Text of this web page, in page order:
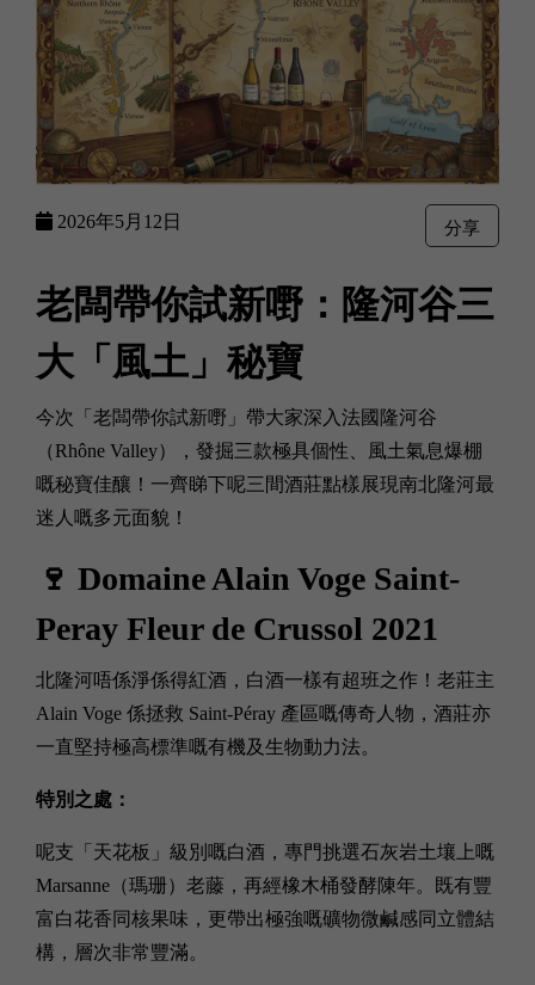
2026年5月12日 分享
老闆帶你試新嘢：隆河谷三
大「風土」秘寶
今次「老闆帶你試新嘢」帶大家深入法國隆河谷
（Rhône Valley），發掘三款極具個性、風土氣息爆棚
嘅秘寶佳釀！一齊睇下呢三間酒莊點樣展現南北隆河最
迷人嘅多元面貌！
🍷 Domaine Alain Voge Saint-
Peray Fleur de Crussol 2021
北隆河唔係淨係得紅酒，白酒一樣有超班之作！老莊主
Alain Voge 係拯救 Saint-Péray 產區嘅傳奇人物，酒莊亦
一直堅持極高標準嘅有機及生物動力法。
特別之處：
呢支「天花板」級別嘅白酒，專門挑選石灰岩土壤上嘅
Marsanne（瑪珊）老藤，再經橡木桶發酵陳年。既有豐
富白花香同核果味，更帶出極強嘅礦物微鹹感同立體結
構，層次非常豐滿。